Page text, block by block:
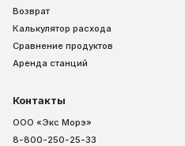
Возврат
Калькулятор расхода
Сравнение продуктов
Аренда станций
Контакты
ООО «Экс Морэ»
8-800-250-25-33